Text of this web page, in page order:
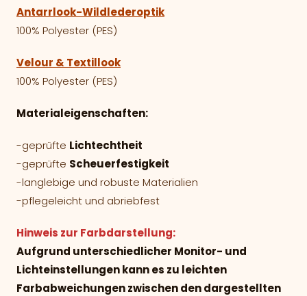
Antarrlook-Wildlederoptik
100% Polyester (PES)
Velour & Textillook
100% Polyester (PES)
Materialeigenschaften:
-geprüfte Lichtechtheit
-geprüfte Scheuerfestigkeit
-langlebige und robuste Materialien
-pflegeleicht und abriebfest
Hinweis zur Farbdarstellung:
Aufgrund unterschiedlicher Monitor- und
Lichteinstellungen kann es zu leichten
Farbabweichungen zwischen den dargestellten